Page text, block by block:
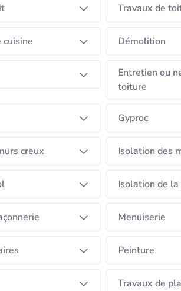
votre satisfaction et la réussite de
me contacter pour discuter de vos
Travaux de
cuisine Démolition
Entretien ou
toiture
Gyproc
creux Isolation des
Isolation de
Menuiserie
Peinture
Travaux de